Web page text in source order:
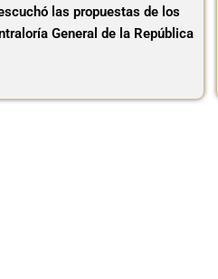
las propuestas de los
General de la República